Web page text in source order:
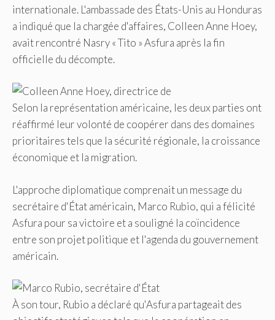
internationale. L'ambassade des États-Unis au Honduras
a indiqué que la chargée d'affaires, Colleen Anne Hoey,
avait rencontré Nasry « Tito » Asfura après la fin
officielle du décompte.
Selon la représentation américaine, les deux parties ont
réaffirmé leur volonté de coopérer dans des domaines
prioritaires tels que la sécurité régionale, la croissance
économique et la migration.
L'approche diplomatique comprenait un message du
secrétaire d'État américain, Marco Rubio, qui a félicité
Asfura pour sa victoire et a souligné la coïncidence
entre son projet politique et l'agenda du gouvernement
américain.
À son tour, Rubio a déclaré qu'Asfura partageait des